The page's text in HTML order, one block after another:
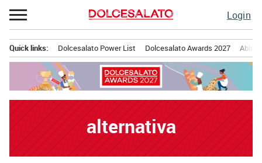
Passa
al
Login
principale
Quick links: Dolcesalato Power List Dolcesalato Awards 2027
alternativa